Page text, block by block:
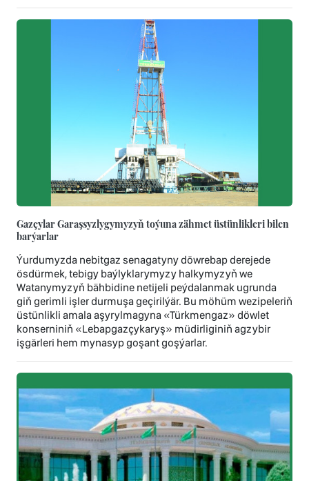
Gazçylar Garaşsyzlygymyzyň toýuna zähmet üstünlikleri bilen
barýarlar
Ýurdumyzda nebitgaz senagatyny döwrebap derejede
ösdürmek, tebigy baýlyklarymyzy halkymyzyň we
Watanymyzyň bähbidine netijeli peýdalanmak ugrunda
giň gerimli işler durmuşa geçirilýär. Bu möhüm wezipeleriň
üstünlikli amala aşyrylmagyna «Türkmengaz» döwlet
konserniniň «Lebapgazçykaryş» müdirliginiň agzybir
işgärleri hem mynasyp goşant goşýarlar.